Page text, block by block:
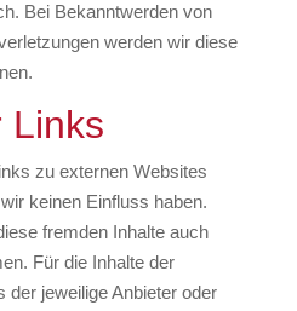
Bei Bekanntwerden von
werden wir diese
Links
zu externen Websites
keinen Einfluss haben.
fremden Inhalte auch
Für die Inhalte der
der jeweilige Anbieter oder